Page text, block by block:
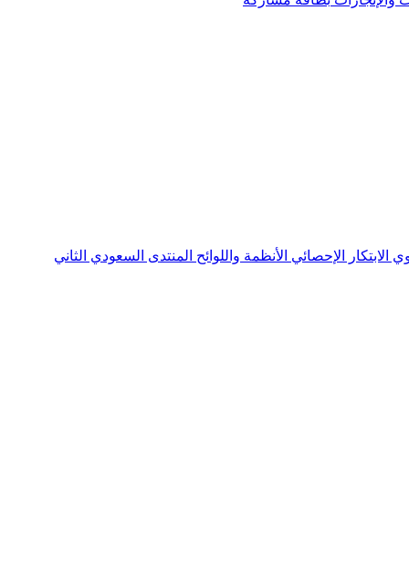
الابتكار الإحصائي الأنظمة واللوائح المنتدى السعودي الثاني